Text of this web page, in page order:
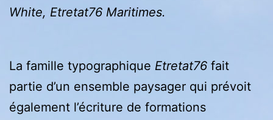
White, Etretat76 Maritimes.
La famille typographique Etretat76 fait
partie d’un ensemble paysager qui prévoit
également l’écriture de formations